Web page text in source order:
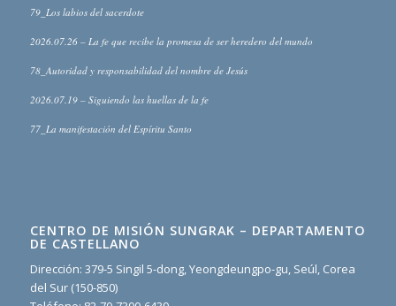
79_Los labios del sacerdote
2026.07.26 – La fe que recibe la promesa de ser heredero del mundo
78_Autoridad y responsabilidad del nombre de Jesús
2026.07.19 – Siguiendo las huellas de la fe
77_La manifestación del Espíritu Santo
CENTRO DE MISIÓN SUNGRAK – DEPARTAMENTO
DE CASTELLANO
Dirección: 379-5 Singil 5-dong, Yeongdeungpo-gu, Seúl, Corea
del Sur (150-850)